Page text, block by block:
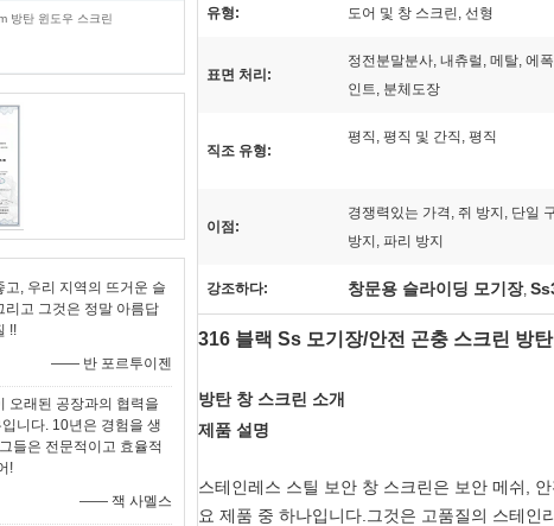
방탄 윈도우 스크린
고, 우리 지역의 뜨거운 슬
리고 그것은 정말 아름답
!!
—— 반 포르투이젠
오래된 공장과의 협력을
니다. 10년은 경험을 생
들은 전문적이고 효율적
!
—— 잭 사멜스
유형: 도어 및 창 스크린, 선형
표면 처리:
정전분말분사, 내츄럴, 메탈, 에
인트, 분체도장
직조 유형:
평직, 평직 및 간직, 평직
이점:
경쟁력있는 가격, 쥐 방지, 단일
방지, 파리 방지
강조하다: 창문용 슬라이딩 모기장,
316 블랙 Ss 모기장/안전 곤충 스크린 방
방탄 창 스크린 소개
제품 설명
스테인레스 스틸 보안 창 스크린은 보안 메쉬,
요 제품 중 하나입니다.그것은 고품질의 스테인